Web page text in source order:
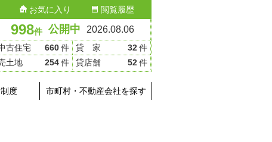
998件 公開中 2026.08.06
古住宅 660件 貸 家 32件
土地
254件 貸店舗 52件
お気に入り 閲覧履歴
度 市町村・不動産会社を探す